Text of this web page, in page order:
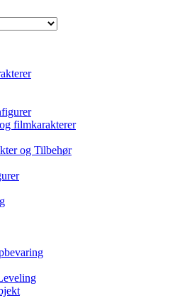
filmkarakterer
og Tilbehør